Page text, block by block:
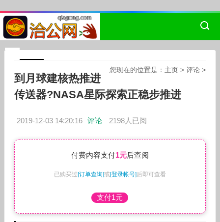
您现在的位置是： 主页 >评论 >
到月球建核热推进
传送器?NASA星际探索正稳步推进
2019-12-03 14:20:16 评论 2198人已阅
付费内容支付1元后查阅
已购买过[订单查询]或[登录帐号]后即可查看
支付1元